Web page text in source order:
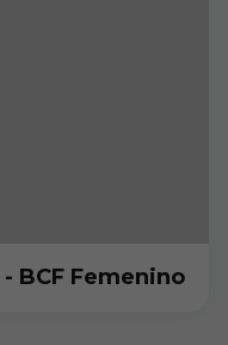
- BCF Femenino